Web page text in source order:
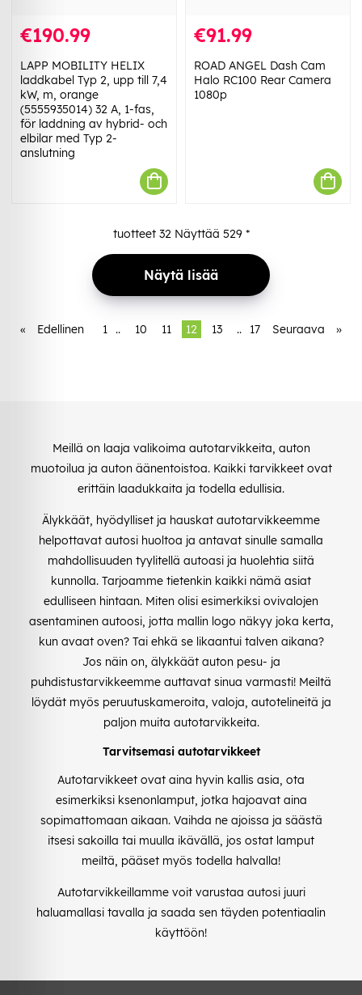
€190.99
LAPP MOBILITY HELIX
laddkabel Typ 2, upp till 7,4
kW, m, orange
(5555935014) 32 A, 1-fas,
för laddning av hybrid- och
elbilar med Typ 2-
anslutning
€91.99
ROAD ANGEL Dash Cam
Halo RC100 Rear Camera
1080p
tuotteet 32Näyttää 529*
Näytä lisää
« Edellinen 1 .. 10 11 12 13 .. 17 Seuraava »
Meillä on laaja valikoima autotarvikkeita, auton
muotoilua ja auton äänentoistoa. Kaikki tarvikkeet ovat
erittäin laadukkaita ja todella edullisia.
Älykkäät, hyödylliset ja hauskat autotarvikkeemme
helpottavat autosi huoltoa ja antavat sinulle samalla
mahdollisuuden tyylitellä autoasi ja huolehtia siitä
kunnolla. Tarjoamme tietenkin kaikki nämä asiat
edulliseen hintaan. Miten olisi esimerkiksi ovivalojen
asentaminen autoosi, jotta mallin logo näkyy joka kerta,
kun avaat oven? Tai ehkä se likaantui talven aikana?
Jos näin on, älykkäät auton pesu- ja
puhdistustarvikkeemme auttavat sinua varmasti! Meiltä
löydät myös peruutuskameroita, valoja, autotelineitä ja
paljon muita autotarvikkeita.
Tarvitsemasi autotarvikkeet
Autotarvikkeet ovat aina hyvin kallis asia, ota
esimerkiksi ksenonlamput, jotka hajoavat aina
sopimattomaan aikaan. Vaihda ne ajoissa ja säästä
itsesi sakoilla tai muulla ikävällä, jos ostat lamput
meiltä, pääset myös todella halvalla!
Autotarvikkeillamme voit varustaa autosi juuri
haluamallasi tavalla ja saada sen täyden potentiaalin
käyttöön!